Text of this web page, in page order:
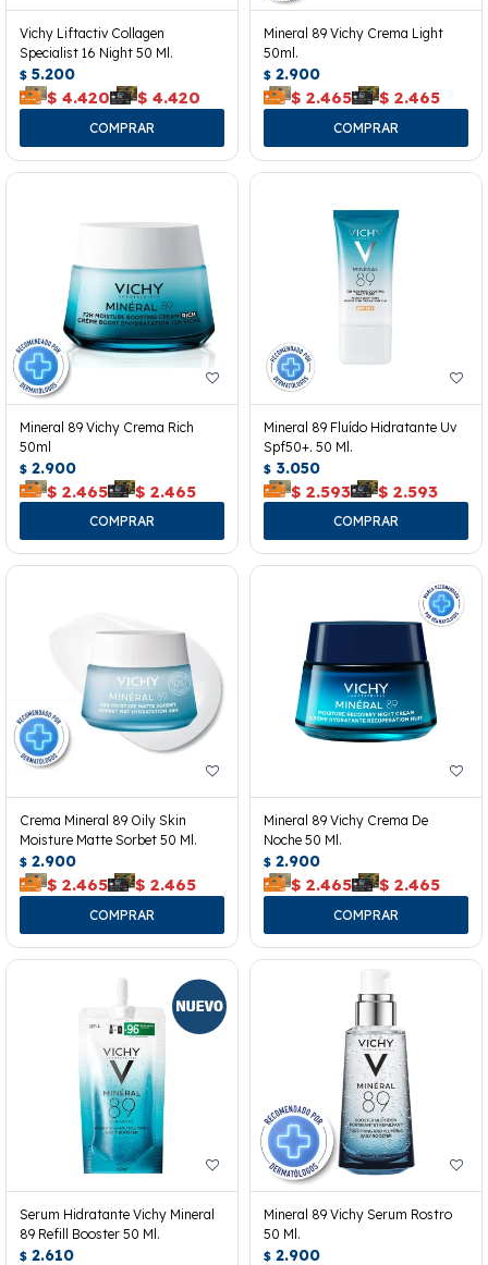
Vichy Liftactiv Collagen
Specialist 16 Night 50 Ml.
$ 5.200
$ 4.420 $ 4.420
Mineral 89 Vichy Crema Light
50ml.
$ 2.900
$ 2.465 $ 2.465
Mineral 89 Vichy Crema Rich
50ml
$ 2.900
$ 2.465 $ 2.465
Mineral 89 Fluído Hidratante Uv
Spf50+. 50 Ml.
$ 3.050
$ 2.593 $ 2.593
Crema Mineral 89 Oily Skin
Moisture Matte Sorbet 50 Ml.
$ 2.900
$ 2.465 $ 2.465
Mineral 89 Vichy Crema De
Noche 50 Ml.
$ 2.900
$ 2.465 $ 2.465
Serum Hidratante Vichy Mineral
89 Refill Booster 50 Ml.
$ 2.610
Mineral 89 Vichy Serum Rostro
50 Ml.
$ 2.900